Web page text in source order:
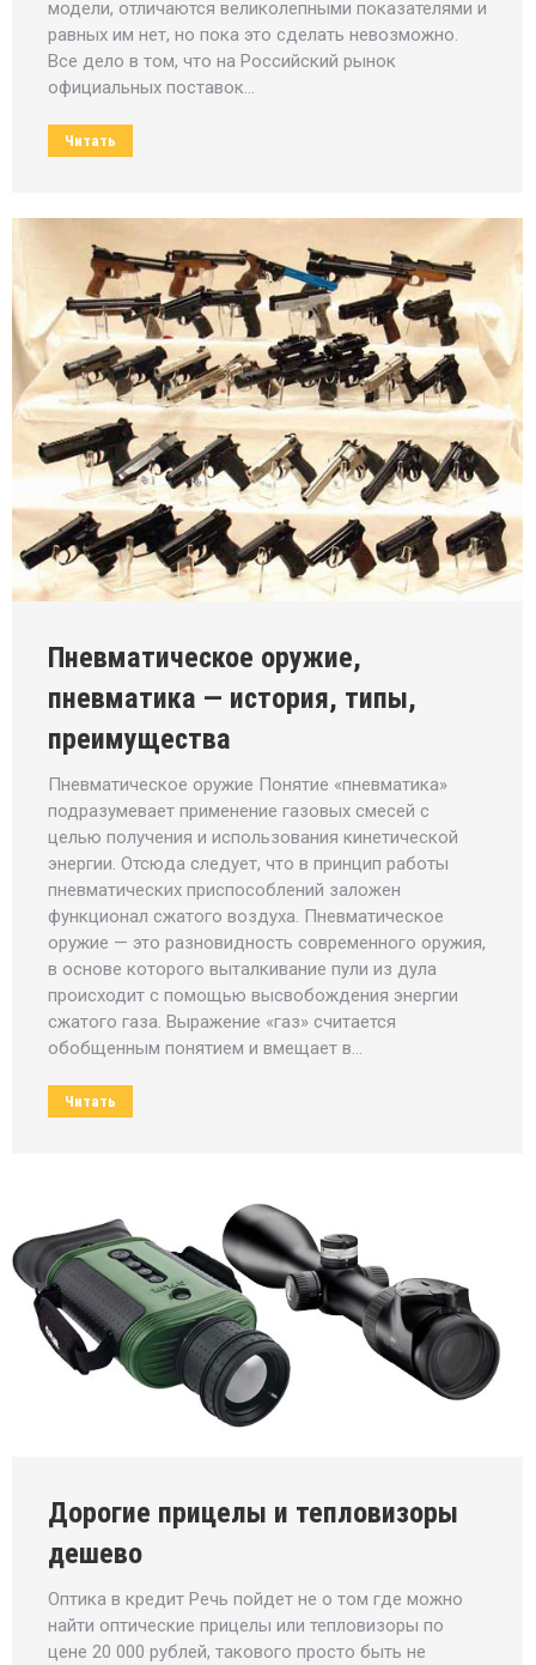
модели, отличаются великолепными показателями и
равных им нет, но пока это сделать невозможно.
Все дело в том, что на Российский рынок
официальных поставок…
Читать
Пневматическое оружие,
пневматика — история, типы,
преимущества
Пневматическое оружие Понятие «пневматика»
подразумевает применение газовых смесей с
целью получения и использования кинетической
энергии. Отсюда следует, что в принцип работы
пневматических приспособлений заложен
функционал сжатого воздуха. Пневматическое
оружие — это разновидность современного оружия,
в основе которого выталкивание пули из дула
происходит с помощью высвобождения энергии
сжатого газа. Выражение «газ» считается
обобщенным понятием и вмещает в…
Читать
Дорогие прицелы и тепловизоры
дешево
Оптика в кредит Речь пойдет не о том где можно
найти оптические прицелы или тепловизоры по
цене 20 000 рублей, такового просто быть не